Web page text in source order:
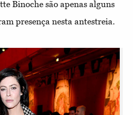
Binoche são apenas alguns
presença nesta antestreia.